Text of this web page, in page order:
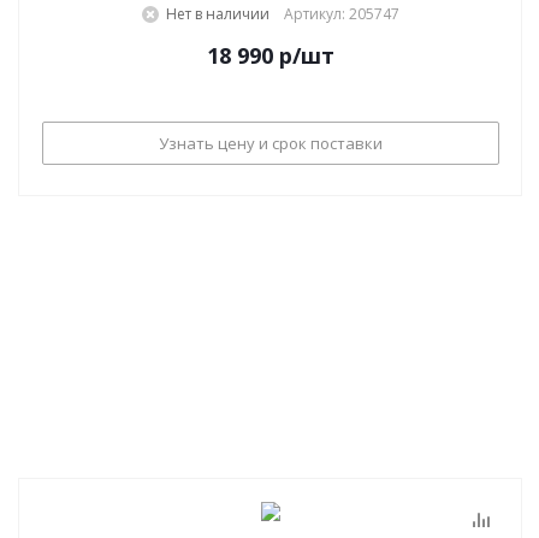
Нет в наличии Артикул: 205747
18 990 р/шт
Узнать цену и срок поставки